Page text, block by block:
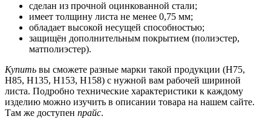
сделан из прочной оцинкованной стали;
имеет толщину листа не менее 0,75 мм;
обладает высокой несущей способностью;
защищён дополнительным покрытием (полиэстер,
матполиэстер).
Купить вы сможете разные марки такой продукции (Н75,
Н85, Н135, Н153, Н158) с нужной вам рабочей шириной
листа. Подробно технические характеристики к каждому
изделию можно изучить в описании товара на нашем сайте.
Там же доступен прайс.